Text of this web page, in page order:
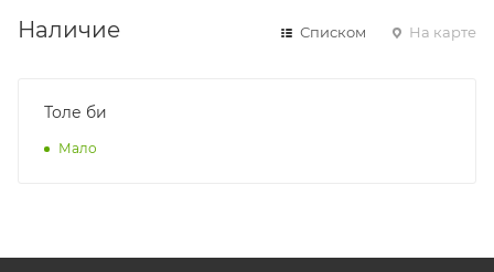
Наличие Списком На карте
Толе би
Мало